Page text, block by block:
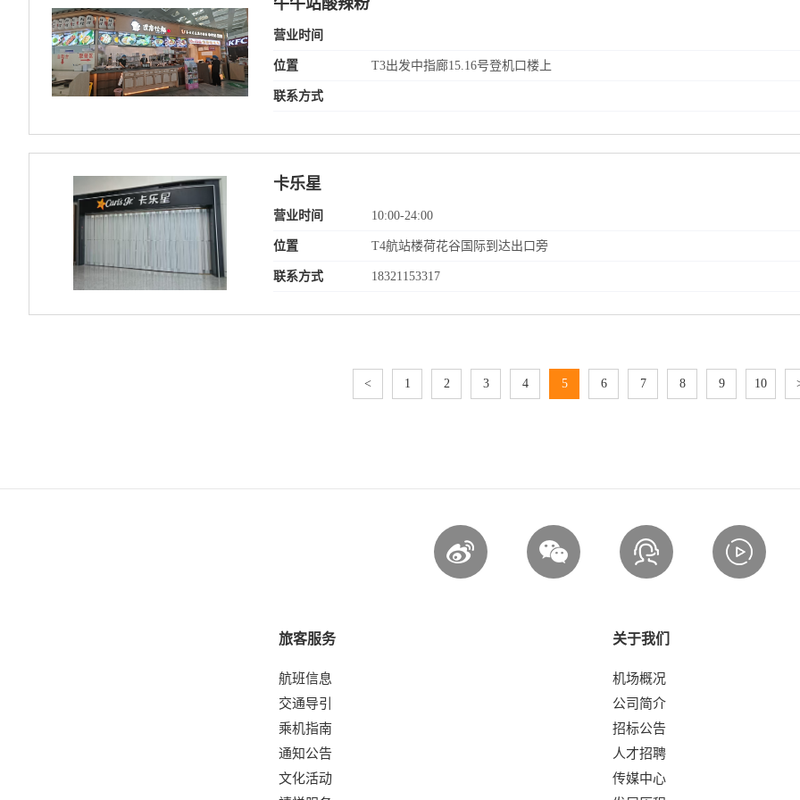
牛牛站酸辣粉
营业时间
位置 T3出发中指廊15.16号登机口楼上
联系方式
卡乐星
营业时间 10:00-24:00
位置 T4航站楼荷花谷国际到达出口旁
联系方式 18321153317
< 1 2 3 4 5 6 7 8 9 10
旅客服务
航班信息
交通导引
乘机指南
通知公告
文化活动
关于我们
机场概况
公司简介
招标公告
人才招聘
传媒中心